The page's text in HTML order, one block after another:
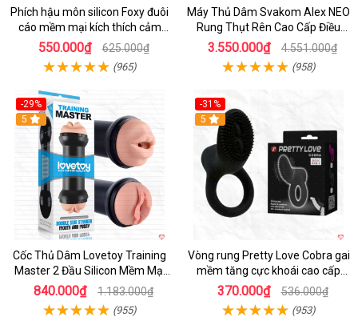
Phích hậu môn silicon Foxy đuôi
cáo mềm mại kích thích cảm
giác mới
550.000₫ 625.000₫
(965)
Máy Thủ Dâm Svakom Alex NEO
Rung Thụt Rên Cao Cấp Điều
Khiển App
3.550.000₫ 4.551.000₫
(958)
-29%
Hot
5
Cốc Thủ Dâm Lovetoy Training
Master 2 Đầu Silicon Mềm Mại
Tiện Lợi
840.000₫ 1.183.000₫
(955)
-31%
5
Vòng rung Pretty Love Cobra gai
mềm tăng cực khoái cao cấp
chính hãng
370.000₫ 536.000₫
(953)